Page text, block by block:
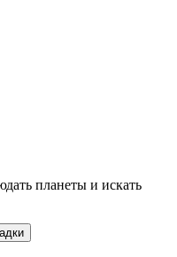
планеты и искать